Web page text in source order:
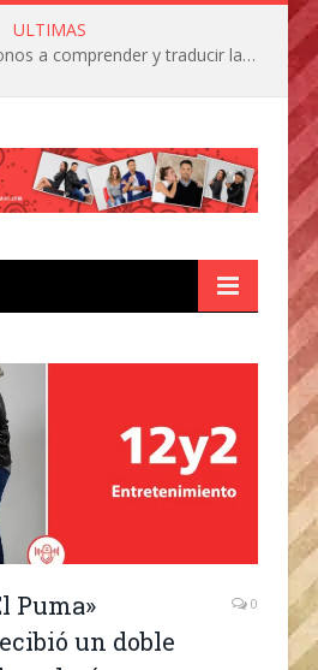
ULTIMAS
La IA está acercándonos a comprender y traducir las vocalizaciones y comportamientos de nuestras mascotas
Puma»
un doble
0